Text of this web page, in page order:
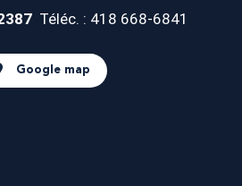
Téléc. : 418 668-6841
Google map